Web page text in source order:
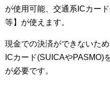
が使用可能、交通系ICカー
等】が使えます。
現金での決済ができないた
ICカード(SUICAやPASMO)
が必要です。